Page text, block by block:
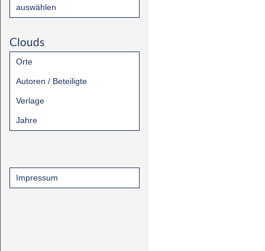
auswählen
Clouds
Orte
Autoren / Beteiligte
Verlage
Jahre
Impressum